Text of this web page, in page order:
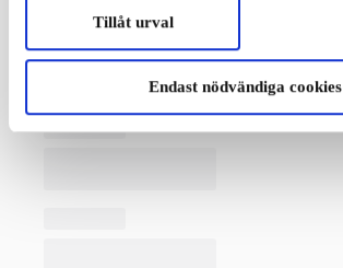
Tillåt urval
Endast nödvändiga cookies